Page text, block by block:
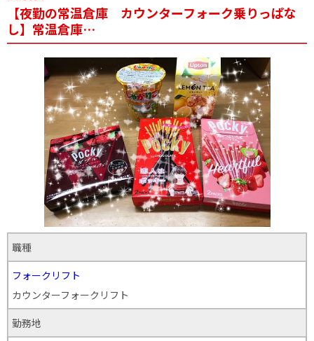
【夜勤の常温倉庫 カウンターフォーク乗りっぱな
し】常温倉庫…
職種
フォークリフト
カウンターフォークリフト
勤務地